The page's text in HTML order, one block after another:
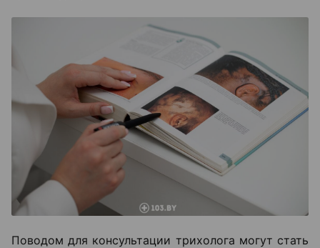
Поводом для консультации трихолога могут стать